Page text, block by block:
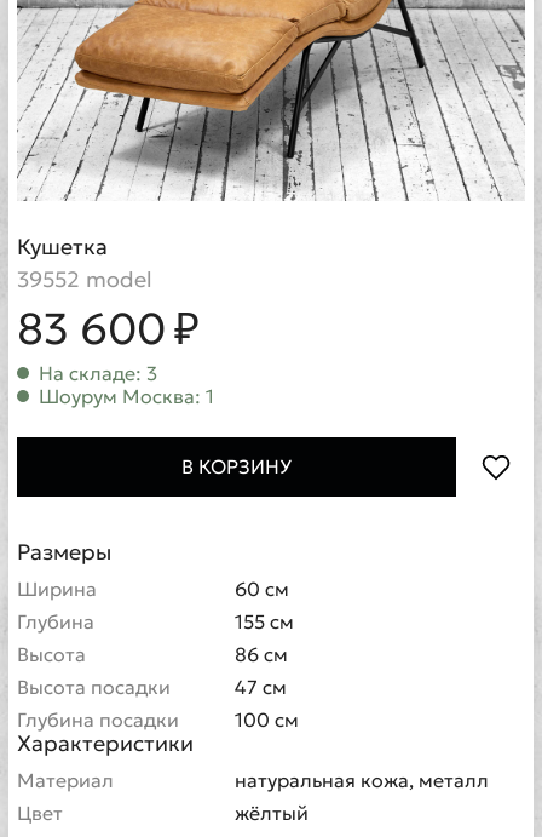
Кушетка
39552 model
83 600 ₽
На складе: 3
Шоурум Москва: 1
В КОРЗИНУ
Размеры
Ширина
60 см
Глубина
155 см
Высота
86 см
Высота посадки
47 см
Глубина посадки
100 см
Характеристики
Материал
натуральная кожа, металл
Цвет
жёлтый